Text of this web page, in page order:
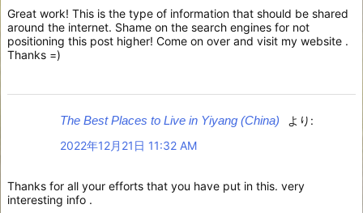
Great work! This is the type of information that should be shared
around the internet. Shame on the search engines for not
positioning this post higher! Come on over and visit my website .
Thanks =)
The Best Places to Live in Yiyang (China)
より:
2022年12月21日 11:32 AM
Thanks for all your efforts that you have put in this. very
interesting info .